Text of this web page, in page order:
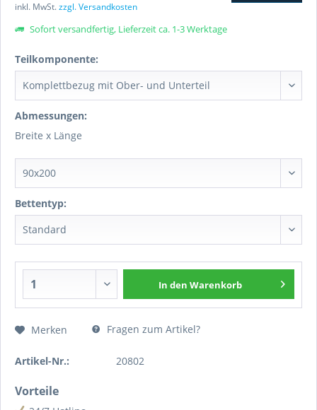
inkl. MwSt.zzgl. Versandkosten
Sofort versandfertig, Lieferzeit ca. 1-3 Werktage
Teilkomponente:
Abmessungen:
Breite x Länge
Bettentyp:
In den Warenkorb
Merken Fragen zum Artikel?
Artikel-Nr.: 20802
Vorteile